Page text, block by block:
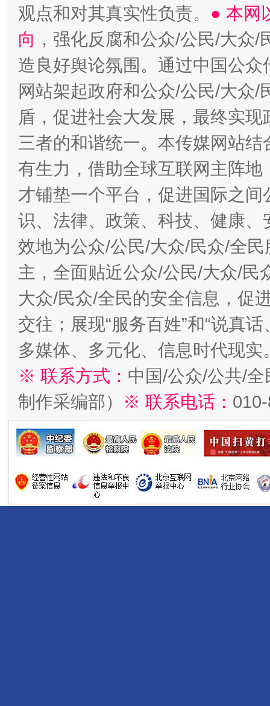
观点和对其真实性负责。 ● 本网
向 ，强化反腐和公众/公民/大众
造良好舆论氛围。通过中国公
网站架起政府和公众/公民/大众
盾，促进社会大发展，最终实
三者的和谐统一。本传媒网站
有生力，借助全球互联网主阵
才铺垫一个平台，促进国际之
识、法律、政策、科技、健康
效地为公众/公民/大众/民众/全
主，全面贴近公众/公民/大众/民
大众/民众/全民的安全信息，促
交往；展现“服务百姓”和“说真
多媒体、多元化、信息时代现实
※ 联系方式： 中国/公众/公共/
制作采编部）
※ 联系电话：